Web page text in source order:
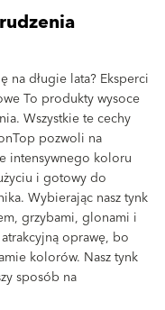
na długie lata? Eksperci
To produkty wysoce
Wszystkie te cechy
pozwoli na
intensywnego koloru
i gotowy do
Wybierając nasz tynk
grzybami, glonami i
oprawę, bo
kolorów. Nasz tynk
sposób na